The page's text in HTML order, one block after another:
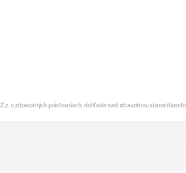
o zdravotných poisťovniach, dohľade nad zdravotnou